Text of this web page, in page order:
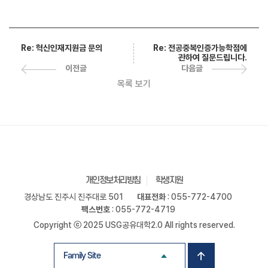
Re: 혁신인재지원금 문의
이전글
목록 보기
Re: 전공중복인증가능학점에
관하여 질문드립니다.
다음글
개인정보처리방침 학생지원
경상남도 진주시 진주대로 501 대표전화: 055-772-4700
팩스번호: 055-772-4719
Copyright ⓒ 2025 USG공유대학2.0 All rights reserved.
Family Site